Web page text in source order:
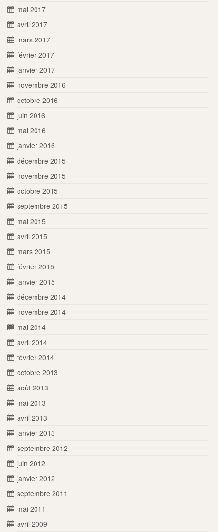
mai 2017
avril 2017
mars 2017
février 2017
janvier 2017
novembre 2016
octobre 2016
juin 2016
mai 2016
janvier 2016
décembre 2015
novembre 2015
octobre 2015
septembre 2015
mai 2015
avril 2015
mars 2015
février 2015
janvier 2015
décembre 2014
novembre 2014
mai 2014
avril 2014
février 2014
octobre 2013
août 2013
mai 2013
avril 2013
janvier 2013
septembre 2012
juin 2012
janvier 2012
septembre 2011
mai 2011
avril 2009